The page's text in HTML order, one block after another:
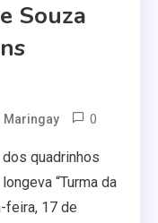
Souza
Maringay 0
quadrinhos
“Turma da
feira, 17 de